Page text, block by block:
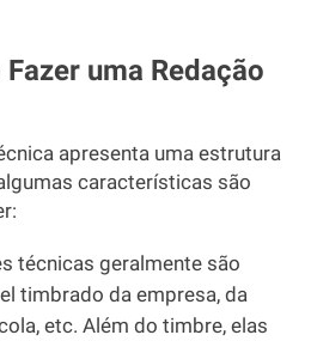
uma Redação
apresenta uma estrutura
características são
técnicas geralmente são
timbrado da empresa, da
etc. Além do timbre, elas